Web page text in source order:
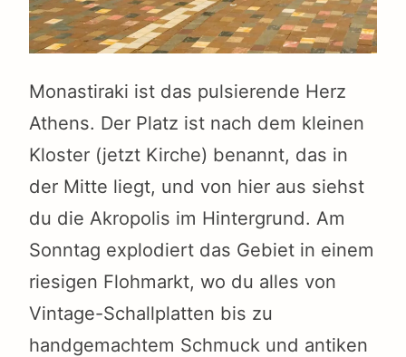
Monastiraki ist das pulsierende Herz
Athens. Der Platz ist nach dem kleinen
Kloster (jetzt Kirche) benannt, das in
der Mitte liegt, und von hier aus siehst
du die Akropolis im Hintergrund. Am
Sonntag explodiert das Gebiet in einem
riesigen Flohmarkt, wo du alles von
Vintage-Schallplatten bis zu
handgemachtem Schmuck und antiken